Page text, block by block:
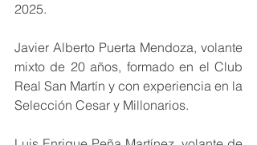
2025.
Javier Alberto Puerta Mendoza, volante
mixto de 20 años, formado en el Club
Real San Martín y con experiencia en la
Selección Cesar y Millonarios.